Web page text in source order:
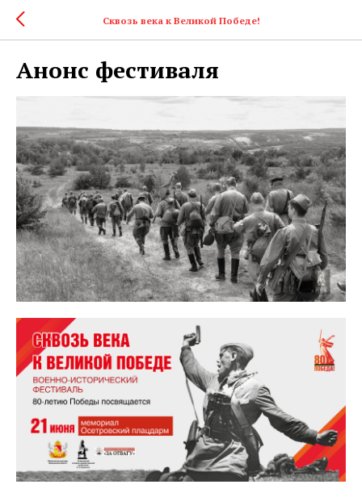
Сквозь века к Великой Победе!
Анонс фестиваля